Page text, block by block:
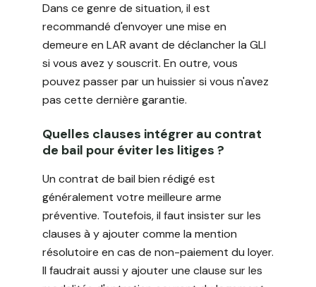
Dans ce genre de situation, il est
recommandé d'envoyer une mise en
demeure en LAR avant de déclancher la GLI
si vous avez y souscrit. En outre, vous
pouvez passer par un huissier si vous n'avez
pas cette dernière garantie.
Quelles clauses intégrer au contrat
de bail pour éviter les litiges ?
Un contrat de bail bien rédigé est
généralement votre meilleure arme
préventive. Toutefois, il faut insister sur les
clauses à y ajouter comme la mention
résolutoire en cas de non-paiement du loyer.
Il faudrait aussi y ajouter une clause sur les